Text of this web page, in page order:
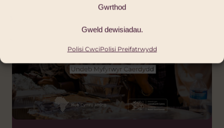
Gwrthod
Gweld dewisiadau.
Polisi CwciPolisi Preifatrwydd